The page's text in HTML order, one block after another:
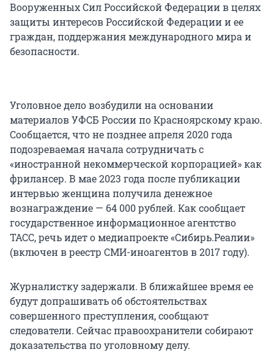
Вооруженных Сил Российской Федерации в целях
защиты интересов Российской Федерации и ее
граждан, поддержания международного мира и
безопасности.
Уголовное дело возбудили на основании
материалов УФСБ России по Красноярскому краю.
Сообщается, что не позднее апреля 2020 года
подозреваемая начала сотрудничать с
«иностранной некоммерческой корпорацией» как
фрилансер. В мае 2023 года после публикации
интервью женщина получила денежное
вознаграждение — 64 000 рублей. Как сообщает
государственное информационное агентство
ТАСС, речь идет о медиапроекте «Сибирь.Реалии»
(включен в реестр СМИ-иноагентов в 2017 году).
Журналистку задержали. В ближайшее время ее
будут допрашивать об обстоятельствах
совершенного преступления, сообщают
следователи. Сейчас правоохранители собирают
доказательства по уголовному делу.